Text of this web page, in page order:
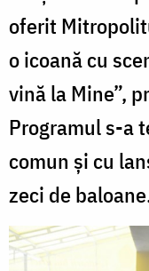
oferit
o icoană cu
vină la Mine”,
Programul s-a
comun și cu
zeci de